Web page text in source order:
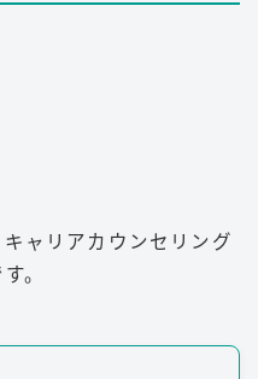
ャリアカウンセリング
。